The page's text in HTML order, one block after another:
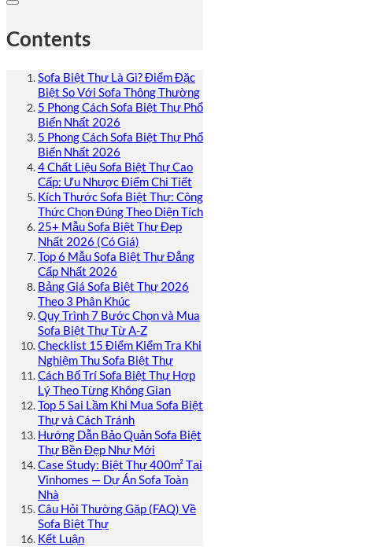
Contents
Sofa Biệt Thự Là Gì? Điểm Đặc
Biệt So Với Sofa Thông Thường
5 Phong Cách Sofa Biệt Thự Phổ
Biến Nhất 2026
5 Phong Cách Sofa Biệt Thự Phổ
Biến Nhất 2026
4 Chất Liệu Sofa Biệt Thự Cao
Cấp: Ưu Nhược Điểm Chi Tiết
Kích Thước Sofa Biệt Thự: Công
Thức Chọn Đúng Theo Diện Tích
25+ Mẫu Sofa Biệt Thự Đẹp
Nhất 2026 (Có Giá)
Top 6 Mẫu Sofa Biệt Thự Đẳng
Cấp Nhất 2026
Bảng Giá Sofa Biệt Thự 2026
Theo 3 Phân Khúc
Quy Trình 7 Bước Chọn và Mua
Sofa Biệt Thự Từ A-Z
Checklist 15 Điểm Kiểm Tra Khi
Nghiệm Thu Sofa Biệt Thự
Cách Bố Trí Sofa Biệt Thự Hợp
Lý Theo Từng Không Gian
Top 5 Sai Lầm Khi Mua Sofa Biệt
Thự và Cách Tránh
Hướng Dẫn Bảo Quản Sofa Biệt
Thự Bền Đẹp Như Mới
Case Study: Biệt Thự 400m² Tại
Vinhomes — Dự Án Sofa Toàn
Nhà
Câu Hỏi Thường Gặp (FAQ) Về
Sofa Biệt Thự
Kết Luận